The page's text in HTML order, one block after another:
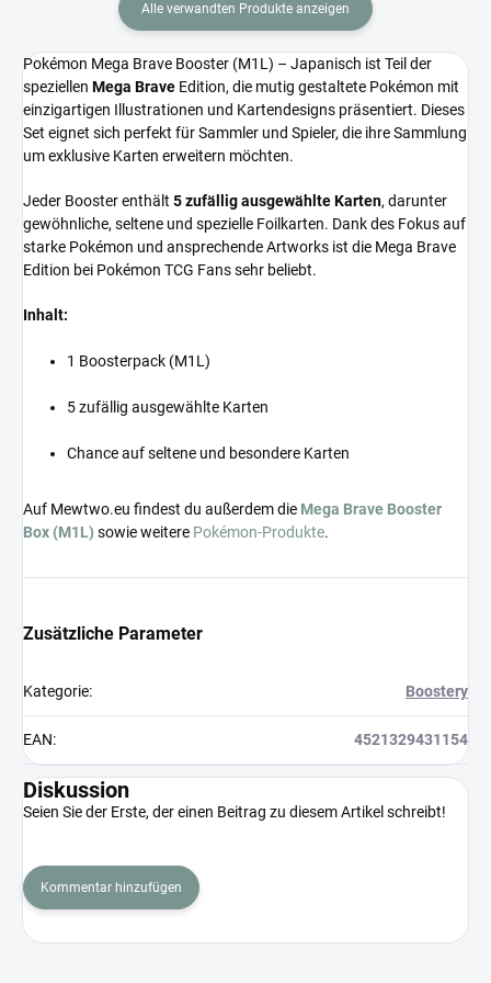
Alle verwandten Produkte anzeigen
Pokémon Mega Brave Booster (M1L) – Japanisch ist Teil der
speziellen Mega Brave Edition, die mutig gestaltete Pokémon mit
einzigartigen Illustrationen und Kartendesigns präsentiert. Dieses
Set eignet sich perfekt für Sammler und Spieler, die ihre Sammlung
um exklusive Karten erweitern möchten.
Jeder Booster enthält 5 zufällig ausgewählte Karten, darunter
gewöhnliche, seltene und spezielle Foilkarten. Dank des Fokus auf
starke Pokémon und ansprechende Artworks ist die Mega Brave
Edition bei Pokémon TCG Fans sehr beliebt.
Inhalt:
1 Boosterpack (M1L)
5 zufällig ausgewählte Karten
Chance auf seltene und besondere Karten
Auf Mewtwo.eu findest du außerdem die Mega Brave Booster
Box (M1L) sowie weitere Pokémon-Produkte.
Zusätzliche Parameter
Kategorie: Boostery
EAN: 4521329431154
Diskussion
Seien Sie der Erste, der einen Beitrag zu diesem Artikel schreibt!
Kommentar hinzufügen